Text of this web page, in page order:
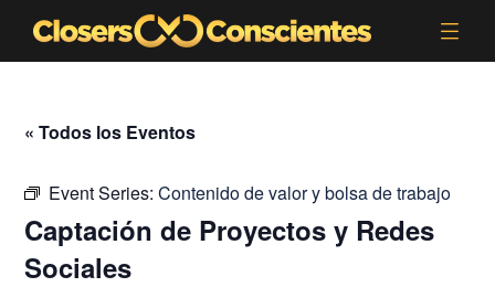
« Todos los Eventos
Event Series:Contenido de valor y bolsa de trabajo
Captación de Proyectos y Redes
Sociales